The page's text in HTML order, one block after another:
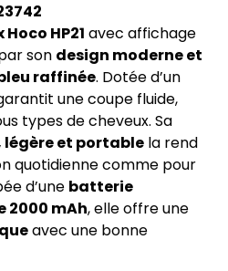
HP21 avec affichage
son design moderne et
raffinée. Dotée d’un
une coupe fluide,
types de cheveux. Sa
et portable la rend
quotidienne comme pour
d’une batterie
2000 mAh, elle offre une
avec une bonne